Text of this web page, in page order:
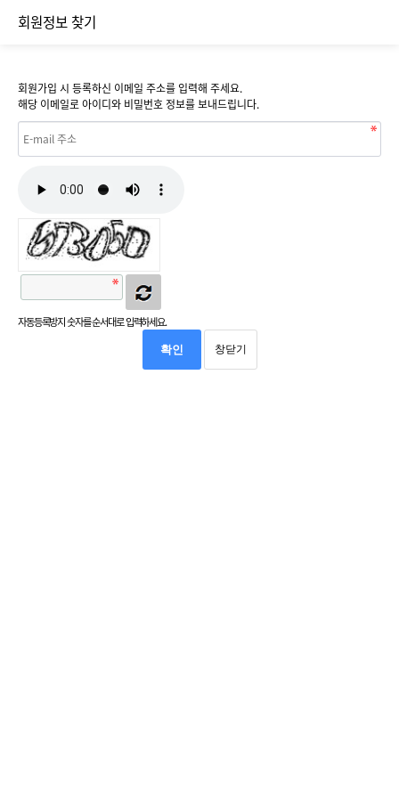
회원정보 찾기
회원가입 시 등록하신 이메일 주소를 입력해 주세요.
해당 이메일로 아이디와 비밀번호 정보를 보내드립니다.
자동등록방지 숫자를 순서대로 입력하세요.
확인 창닫기